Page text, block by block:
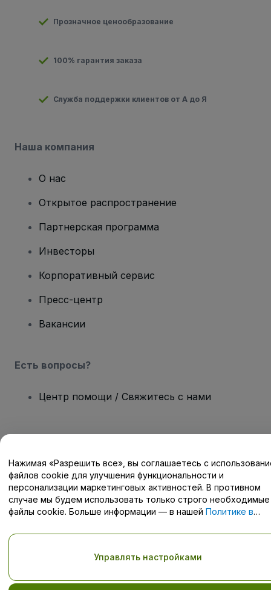
Прозначное ценообразование
100% гарантия заказа
Служба поддержки клиентов от А до Я
Наша компания
О нас
Открытое распространение
Партнерская программа
Инвесторы
Корпоративный сервис
Пресс-центр
Вакансии
Есть вопросы?
Центр помощи / Свяжитесь с нами
Авторские права © viagogo GmbH 2026 Сведения о компании
Использование данного веб-сайта означает принятиеУсловий
и положений, а такжеПолитики конфиденциальности,
Политики в отношении файлов cookie , иПолитики
конфиденциальности для мобильных устройств
Не передавайте мою личную информацию третьим лицам/Ваши
Нажимая «Разрешить все», вы соглашаетесь с
файлов cookie для улучшения функциональности и
персонализации маркетинговых активностей. В противном
случае мы будем использовать только строго необходимые
файлы cookie. Больше информации — в нашей Политике в
Управлять настройками